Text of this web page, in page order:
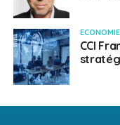
ECONOMIE
CCI